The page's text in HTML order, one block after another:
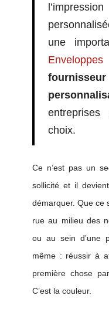
une
choix.
Ce n’est pas un
sollicité et il
démarquer. Que ce
rue au milieu des
ou au sein d’une
même : réussir à
première chose
C’est la couleur.